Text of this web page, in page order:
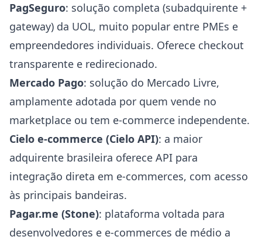
PagSeguro: solução completa (subadquirente +
gateway) da UOL, muito popular entre PMEs e
empreendedores individuais. Oferece checkout
transparente e redirecionado.
Mercado Pago: solução do Mercado Livre,
amplamente adotada por quem vende no
marketplace ou tem e-commerce independente.
Cielo e-commerce (Cielo API): a maior
adquirente brasileira oferece API para
integração direta em e-commerces, com acesso
às principais bandeiras.
Pagar.me (Stone): plataforma voltada para
desenvolvedores e e-commerces de médio a